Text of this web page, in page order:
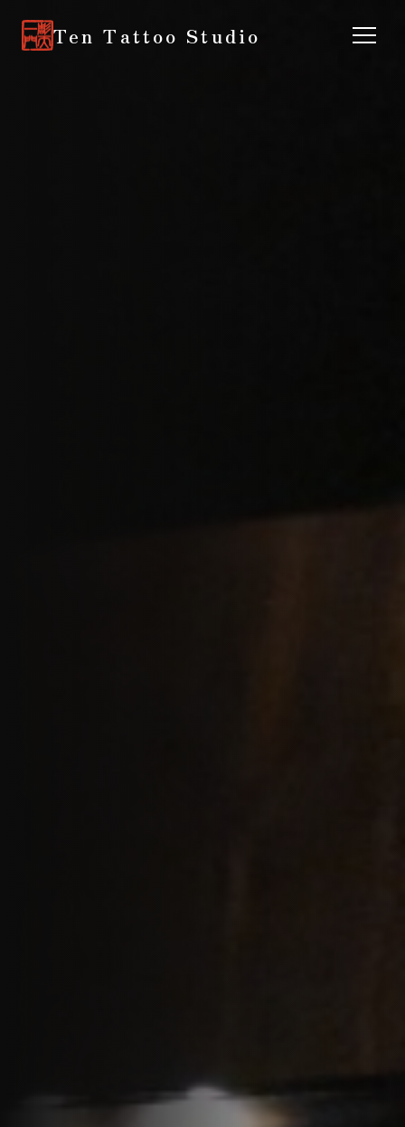
Ten Tattoo Studio